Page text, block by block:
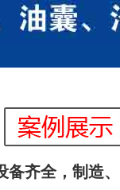
架水池
备齐全，制造